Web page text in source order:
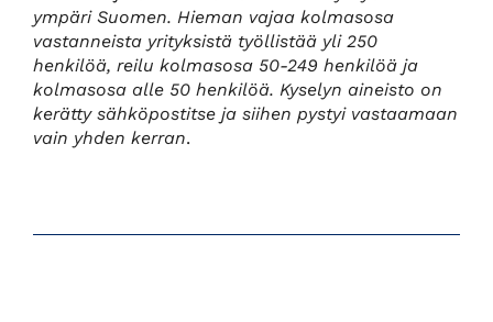
ympäri Suomen. Hieman vajaa kolmasosa
vastanneista yrityksistä työllistää yli 250
henkilöä, reilu kolmasosa 50-249 henkilöä ja
kolmasosa alle 50 henkilöä. Kyselyn aineisto on
kerätty sähköpostitse ja siihen pystyi vastaamaan
vain yhden kerran.